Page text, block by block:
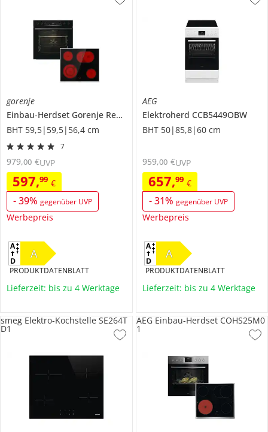
gorenje
Einbau-Herdset Gorenje Red Pepper Set SCB
BHT 59,5|59,5|56,4 cm
7
597,99 €
-39% gegenüber UVP
Werbepreis
979,00 €UVP
A
PRODUKTDATENBLATT
Lieferzeit: bis zu 4 Werktage
AEG
Elektroherd CCB5449OBW
BHT 50|85,8|60 cm
657,99 €
-31% gegenüber UVP
Werbepreis
959,00 €UVP
A
PRODUKTDATENBLATT
Lieferzeit: bis zu 4 Werktage
smeg Elektro-Kochstelle SE264T
D1
AEG Einbau-Herdset COHS25M0
1